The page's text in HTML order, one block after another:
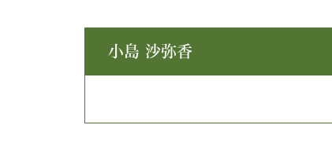
小島 沙弥香